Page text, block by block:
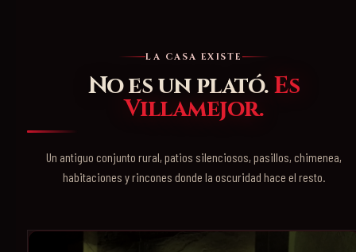
LA CASA EXISTE
No es un plató.Es
Villamejor.
Un antiguo conjunto rural, patios silenciosos, pasillos, chimenea,
habitaciones y rincones donde la oscuridad hace el resto.